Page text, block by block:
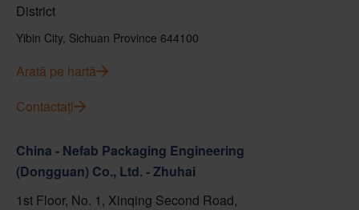
District
Yibin City, Sichuan Province 644100
Arată pe hartă
Contactați
China - Nefab Packaging Engineering
(Dongguan) Co., Ltd. - Zhuhai
1st Floor, No. 1, Xinqing Second Road,